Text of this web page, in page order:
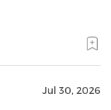
Jul 30, 2026